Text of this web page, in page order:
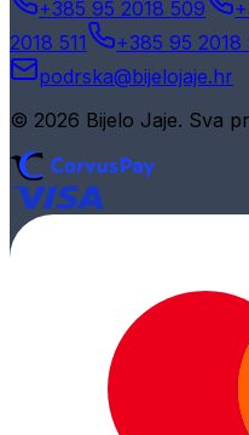
+385 95 2018 509
2018 511
+385 95 2018
podrska@bijelojaje.hr
© 2026 Bijelo Jaje. Sva